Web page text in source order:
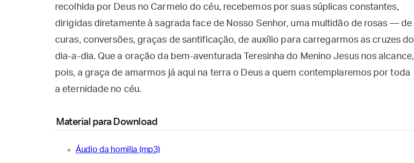
recolhida por Deus no Carmelo do céu, recebemos por suas súplicas constantes,
dirigidas diretamente à sagrada face de Nosso Senhor, uma multidão de rosas — de
curas, conversões, graças de santificação, de auxílio para carregarmos as cruzes do
dia-a-dia. Que a oração da bem-aventurada Teresinha do Menino Jesus nos alcance,
pois, a graça de amarmos já aqui na terra o Deus a quem contemplaremos por toda
a eternidade no céu.
Material para Download
Áudio da homilia (mp3)